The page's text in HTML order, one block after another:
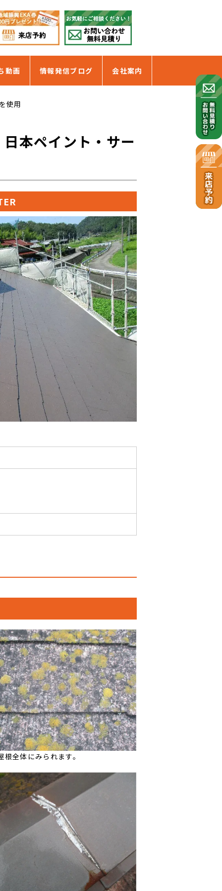
動画 情報発信ブログ 会社案内
使用
本ペイント・サー
根全体にみられます。